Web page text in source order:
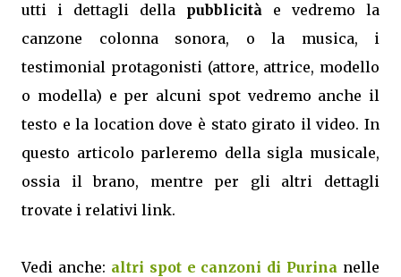
utti i dettagli della pubblicità e vedremo la
canzone colonna sonora, o la musica, i
testimonial protagonisti (attore, attrice, modello
o modella) e per alcuni spot vedremo anche il
testo e la location dove è stato girato il video. In
questo articolo parleremo della sigla musicale,
ossia il brano, mentre per gli altri dettagli
trovate i relativi link.
Vedi anche: altri spot e canzoni di Purina nelle